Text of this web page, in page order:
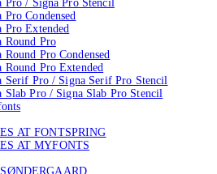
/ Signa Pro Stencil
Condensed
Extended
Pro
Pro Condensed
Pro Extended
Pro / Signa Serif Pro Stencil
Pro / Signa Slab Pro Stencil
AT FONTSPRING
AT MYFONTS